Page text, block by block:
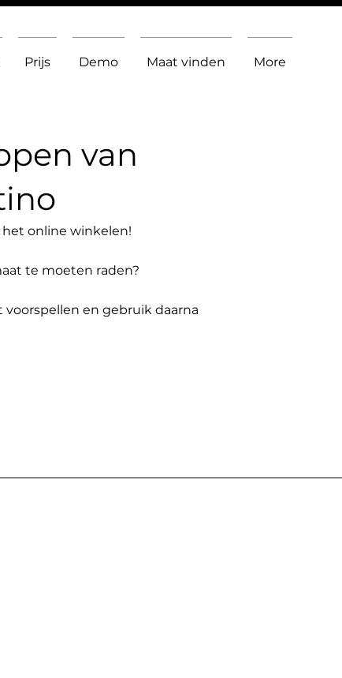
Prijs Demo Maat vinden More
van
online winkelen!
te moeten raden?
en gebruik daarna